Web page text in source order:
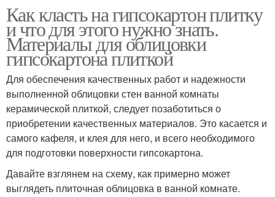
Как класть на гипсокартон плитку
и что для этого нужно знать.
Материалы для облицовки
гипсокартона плиткой
Для обеспечения качественных работ и надежности
выполненной облицовки стен ванной комнаты
керамической плиткой, следует позаботиться о
приобретении качественных материалов. Это касается и
самого кафеля, и клея для него, и всего необходимого
для подготовки поверхности гипсокартона.
Давайте взглянем на схему, как примерно может
выглядеть плиточная облицовка в ванной комнате.